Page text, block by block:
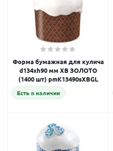
Форма бумажная для кулича
d134xh90 мм ХВ ЗОЛОТО
(1400 шт) pmK13490sXBGL
Есть в наличии